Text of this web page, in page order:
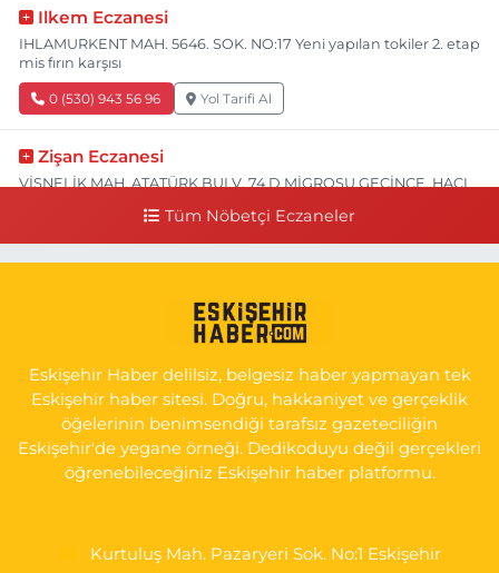
Ilkem Eczanesi
IHLAMURKENT MAH. 5646. SOK. NO:17 Yeni yapılan tokiler 2. etap
mis fırın karşısı
0 (530) 943 56 96 Yol Tarifi Al
Zişan Eczanesi
VİŞNELİK MAH. ATATÜRK BULV. 74 D MİGROSU GEÇİNCE, HACI
KIRMIZITOPRAK MAH.ERCAN SOK. NO:14 C ESKİ HAVA
HASTANESİ POLİKLİNİK KAPISI KARŞISI
0 (222) 240 55 11 Yol Tarifi Al
Tüm Nöbetçi Eczaneler
Eskişehir Haber delilsiz, belgesiz haber yapmayan tek
Eskişehir haber sitesi. Doğru, hakkaniyet ve gerçeklik
öğelerinin benimsendiği tarafsız gazeteciliğin
Eskişehir'de yegane örneği. Dedikoduyu değil gerçekleri
öğrenebileceğiniz Eskişehir haber platformu.
Kurtuluş Mah. Pazaryeri Sok. No:1 Eskişehir